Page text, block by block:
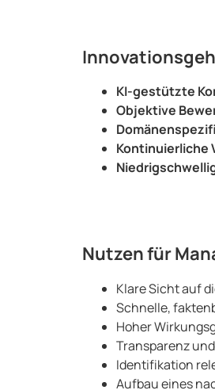
KI-gestützte
Objektive
Kontinuierliche
Nutzen für
Klare Sicht auf
Schnelle,
Hoher
Transparenz
Identifikation
Aufbau eines